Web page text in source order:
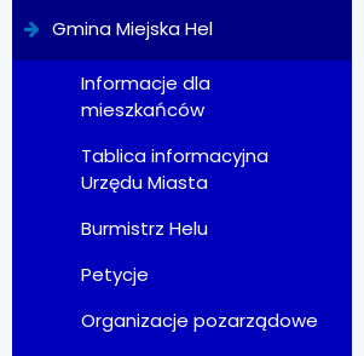
Gmina Miejska Hel
Informacje dla
mieszkańców
Tablica informacyjna
Urzędu Miasta
Burmistrz Helu
Petycje
Organizacje pozarządowe